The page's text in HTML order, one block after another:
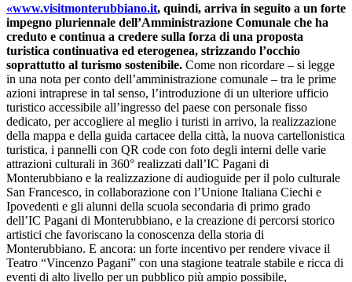
«www.visitmonterubbiano.it, quindi, arriva in seguito a un forte
impegno pluriennale dell’Amministrazione Comunale che ha
creduto e continua a credere sulla forza di una proposta
turistica continuativa ed eterogenea, strizzando l’occhio
soprattutto al turismo sostenibile. Come non ricordare – si legge
in una nota per conto dell’amministrazione comunale – tra le prime
azioni intraprese in tal senso, l’introduzione di un ulteriore ufficio
turistico accessibile all’ingresso del paese con personale fisso
dedicato, per accogliere al meglio i turisti in arrivo, la realizzazione
della mappa e della guida cartacee della città, la nuova cartellonistica
turistica, i pannelli con QR code con foto degli interni delle varie
attrazioni culturali in 360° realizzati dall’IC Pagani di
Monterubbiano e la realizzazione di audioguide per il polo culturale
San Francesco, in collaborazione con l’Unione Italiana Ciechi e
Ipovedenti e gli alunni della scuola secondaria di primo grado
dell’IC Pagani di Monterubbiano, e la creazione di percorsi storico
artistici che favoriscano la conoscenza della storia di
Monterubbiano. E ancora: un forte incentivo per rendere vivace il
Teatro “Vincenzo Pagani” con una stagione teatrale stabile e ricca di
eventi di alto livello per un pubblico più ampio possibile,